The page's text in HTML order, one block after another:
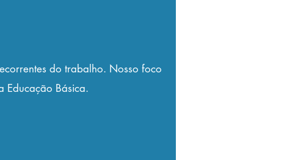
do trabalho. Nosso foco
Educação Básica.